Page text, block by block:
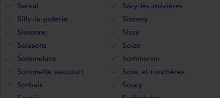
Serval
Séry-lès-mézières
Silly-la-poterie
Sinceny
Sissonne
Sissy
Soissons
Soize
Sommelans
Sommeron
Sommette-eaucourt
Sons-et-ronchères
Sorbais
Soucy